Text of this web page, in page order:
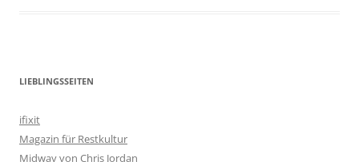
LIEBLINGSSEITEN
ifixit
Magazin für Restkultur
Midway von Chris Jordan